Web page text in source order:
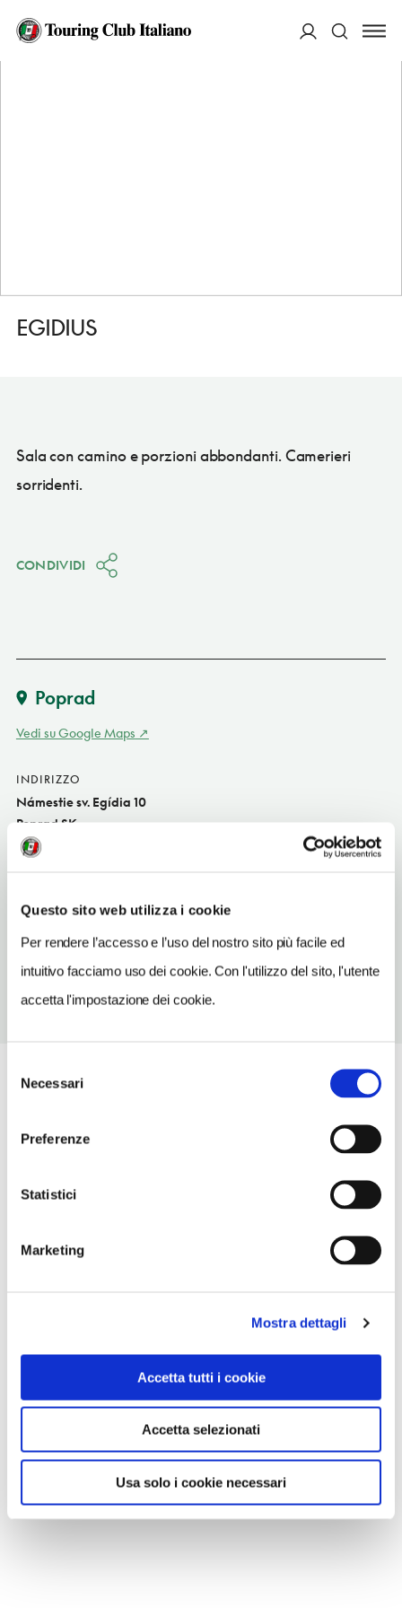
Questo sito web utilizza i cookie
Per rendere l’accesso e l’uso del nostro sito più facile ed
intuitivo facciamo uso dei cookie. Con l'utilizzo del sito, l'utente
accetta l'impostazione dei cookie.
delNecessari
Preferenze
Statistici
Marketing
Mostra dettagli
Accetta tutti i cookie
Accetta selezionati
Usa solo i cookie necessari
HOME
EGIDIUS
Sala con camino e porzioni abbondanti. Camerieri
sorridenti.
CONDIVIDI
Poprad
Vedi su Google Maps
INDIRIZZO
Námestie sv. Egídia 10
Poprad SK
TELEFONO
TIPO DI CUCINA
local